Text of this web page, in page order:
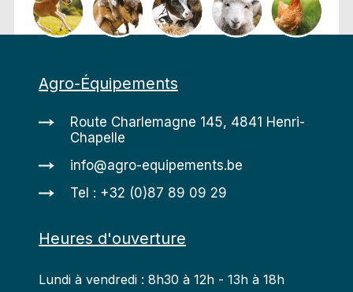
Agro-Équipements
Route Charlemagne 145, 4841 Henri-
Chapelle
info@agro-equipements.be
Tel : +32 (0)87 89 09 29
Heures d'ouverture
Lundi à vendredi : 8h30 à 12h - 13h à 18h